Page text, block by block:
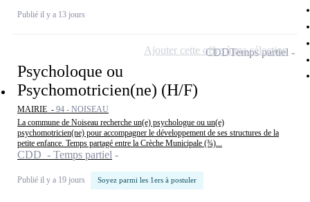
Publié il y a 13 jours
Psycholoque ou
Psychomotricien(ne) (H/F)
MAIRIE - 94 - NOISEAU
La commune de Noiseau recherche un(e) psychologue ou un(e)
psychomotricien(ne) pour accompagner le développement de ses structures de la
petite enfance. Temps partagé entre la Crèche Municipale (¾)...
CDD - Temps partiel
Publié il y a 19 jours Soyez parmi les 1ers à postuler
CDDTemps partiel
Ajouter cette offre à ma sélection